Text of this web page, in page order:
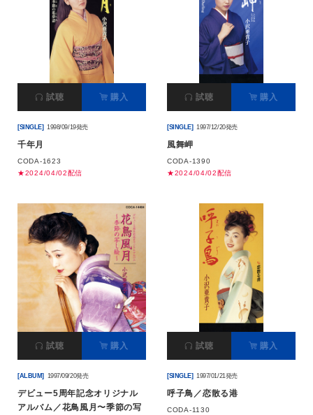
試聴 購入
[SINGLE] 1998/09/19発売
千年月
CODA-1623
★2024/04/02配信
試聴 購入
[SINGLE] 1997/12/20発売
風舞岬
CODA-1390
★2024/04/02配信
試聴 購入
[ALBUM] 1997/09/20発売
デビュー5周年記念オリジナル
アルバム／花鳥風月〜季節の写
試聴 購入
[SINGLE] 1997/01/21発売
呼子鳥／恋散る港
CODA-1130